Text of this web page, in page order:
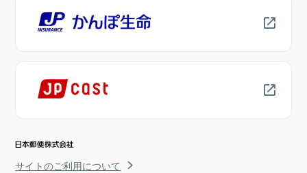
サイトのご利用について